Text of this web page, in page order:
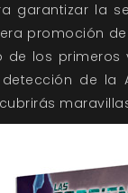
garantizar la
promoción
de los
de la